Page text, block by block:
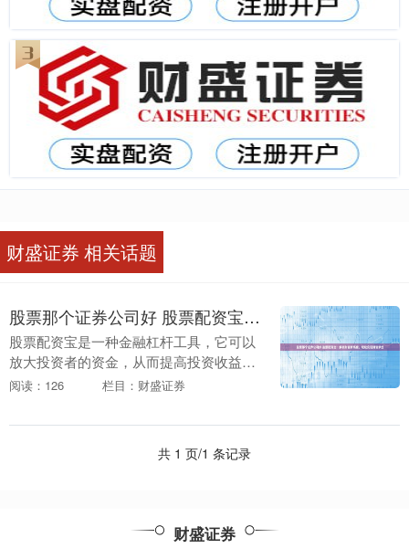
财盛证券 相关话题
股票那个证券公司好 股票配资宝：解锁财富新高度，轻松实现财富梦想
股票配资宝是一种金融杠杆工具，它可以
放大投资者的资金，从而提高投资收益。
对于资金有限但又渴望在股市中大展身手
音。 选择广州股....
阅读：126 栏目：财盛证券
共 1 页/1 条记录
财盛证券